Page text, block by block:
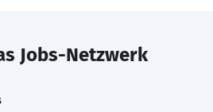
Jobs-Netzwerk